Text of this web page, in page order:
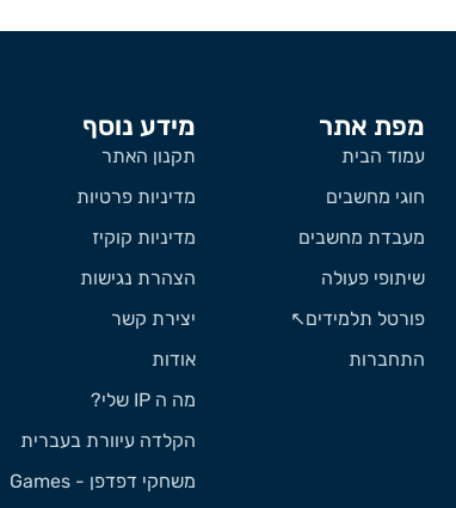
מפת אתר
עמוד הבית
חוגי מחשבים
מעבדת מחשבים
שיתופי פעולה
פורטל תלמידים↖️
התחברות
מידע נוסף
תקנון האתר
מדיניות פרטיות
מדיניות קוקיז
הצהרת נגישות
יצירת קשר
אודות
מה ה IP שלי?
הקלדה עיוורת בעברית
משחקי דפדפן - Games